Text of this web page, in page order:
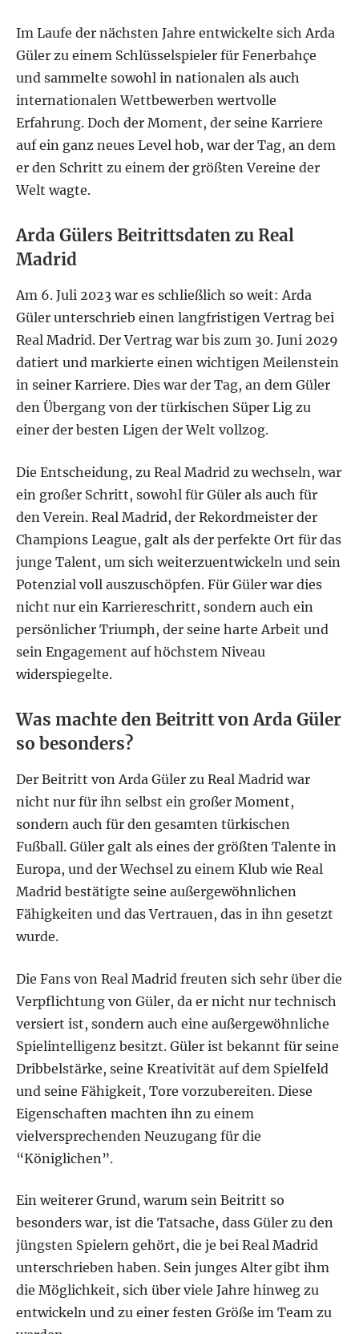
Im Laufe der nächsten Jahre entwickelte sich Arda
Güler zu einem Schlüsselspieler für Fenerbahçe
und sammelte sowohl in nationalen als auch
internationalen Wettbewerben wertvolle
Erfahrung. Doch der Moment, der seine Karriere
auf ein ganz neues Level hob, war der Tag, an dem
er den Schritt zu einem der größten Vereine der
Welt wagte.
Arda Gülers Beitrittsdaten zu Real
Madrid
Am 6. Juli 2023 war es schließlich so weit: Arda
Güler unterschrieb einen langfristigen Vertrag bei
Real Madrid. Der Vertrag war bis zum 30. Juni 2029
datiert und markierte einen wichtigen Meilenstein
in seiner Karriere. Dies war der Tag, an dem Güler
den Übergang von der türkischen Süper Lig zu
einer der besten Ligen der Welt vollzog.
Die Entscheidung, zu Real Madrid zu wechseln, war
ein großer Schritt, sowohl für Güler als auch für
den Verein. Real Madrid, der Rekordmeister der
Champions League, galt als der perfekte Ort für das
junge Talent, um sich weiterzuentwickeln und sein
Potenzial voll auszuschöpfen. Für Güler war dies
nicht nur ein Karriereschritt, sondern auch ein
persönlicher Triumph, der seine harte Arbeit und
sein Engagement auf höchstem Niveau
widerspiegelte.
Was machte den Beitritt von Arda Güler
so besonders?
Der Beitritt von Arda Güler zu Real Madrid war
nicht nur für ihn selbst ein großer Moment,
sondern auch für den gesamten türkischen
Fußball. Güler galt als eines der größten Talente in
Europa, und der Wechsel zu einem Klub wie Real
Madrid bestätigte seine außergewöhnlichen
Fähigkeiten und das Vertrauen, das in ihn gesetzt
wurde.
Die Fans von Real Madrid freuten sich sehr über die
Verpflichtung von Güler, da er nicht nur technisch
versiert ist, sondern auch eine außergewöhnliche
Spielintelligenz besitzt. Güler ist bekannt für seine
Dribbelstärke, seine Kreativität auf dem Spielfeld
und seine Fähigkeit, Tore vorzubereiten. Diese
Eigenschaften machten ihn zu einem
vielversprechenden Neuzugang für die
“Königlichen”.
Ein weiterer Grund, warum sein Beitritt so
besonders war, ist die Tatsache, dass Güler zu den
jüngsten Spielern gehört, die je bei Real Madrid
unterschrieben haben. Sein junges Alter gibt ihm
die Möglichkeit, sich über viele Jahre hinweg zu
entwickeln und zu einer festen Größe im Team zu